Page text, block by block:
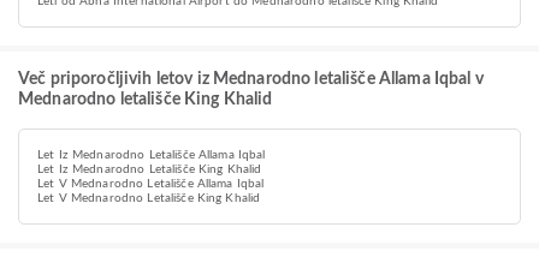
Več priporočljivih letov iz Mednarodno letališče Allama Iqbal v
Mednarodno letališče King Khalid
Let Iz Mednarodno Letališče Allama Iqbal
Let Iz Mednarodno Letališče King Khalid
Let V Mednarodno Letališče Allama Iqbal
Let V Mednarodno Letališče King Khalid